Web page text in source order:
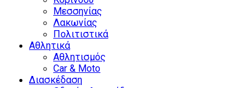
Μεσσηνίας
Λακωνίας
Πολιτιστικά
Αθλητικά
Αθλητισμός
Car & Moto
Διασκέδαση